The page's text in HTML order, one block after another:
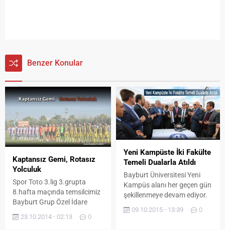
Benzer Konular
Kaptansız Gemi, Rotasız
Yolculuk
Spor Toto 3.lig 3.grupta
8.hafta maçında temsilcimiz
Bayburt Grup Özel İdare
Spor,
deplasmanda Orhangazispor
23.10.2014 - 02:13 0
Yeni Kampüste İki Fakülte
Temeli Dualarla Atıldı
Bayburt Üniversitesi Yeni
Kampüs alanı her geçen gün
şekillenmeye devam ediyor.
Fakültesi organizasyonuyla
09.10.2015 - 13:39 0